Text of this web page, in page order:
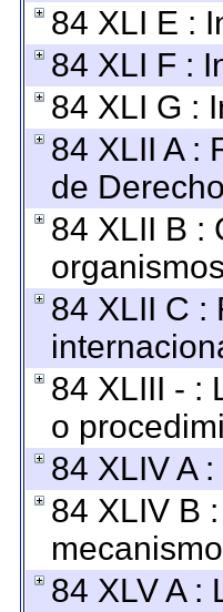
84 XLI E :
84 XLI F :
84 XLI G :
84 XLII A :
de
84 XLII B :
84 XLII C :
84 XLIII - :
o
84 XLIV A
84 XLIV B
84 XLV A :